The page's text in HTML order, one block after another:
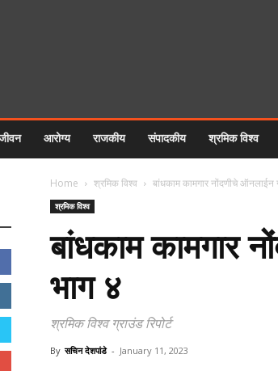
आरोग्य राजकीय संपादकीय श्रमिक विश्व
Home श्रमिक विश्व बांधकाम कामगार नोंदणीचे ऑनलाईन
श्रमिक विश्व
बांधकाम कामगार
भाग ४
श्रमिक विश्व ग्राउंड रिपोर्ट
By सचिन देशपांडे - January 11, 2023